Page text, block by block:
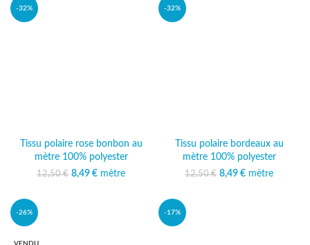
-32%
Tissu polaire rose bonbon au
mètre 100% polyester
12,50€ Le prix initial était :
8,49 €
Le prix
mètre
-32%
Tissu polaire bordeaux au
mètre 100% polyester
12,50€ Le prix initial était :
8,49 €
Le prix
mètre
-26%
VENDU
-17%